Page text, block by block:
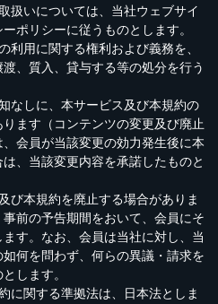
扱いについては、当社ウェブサイ
ポリシーに従うものとします。
利用に関する権利および義務を、
、質入、貸与する等の処分を行う
なしに、本サービス及び本規約の
ます（コンテンツの変更及び廃止
会員が当該変更の効力発生後に本
、当該変更内容を承諾したものと
び本規約を廃止する場合がありま
前の予告期間をおいて、会員にそ
す。なお、会員は当社に対し、当
何を問わず、何らの異議・請求を
します。
に関する準拠法は、日本法としま